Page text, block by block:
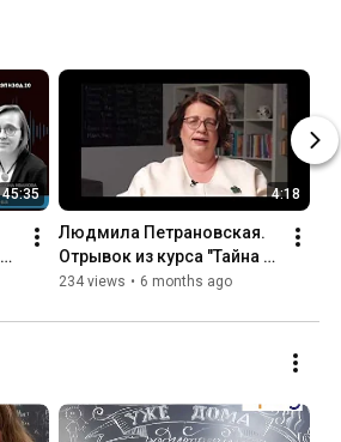
45:35 4:18
Людмила Петрановская.
Отрывок из курса "Тайна и
правда усыновления:
специалиста"
234 views • 6 months ago